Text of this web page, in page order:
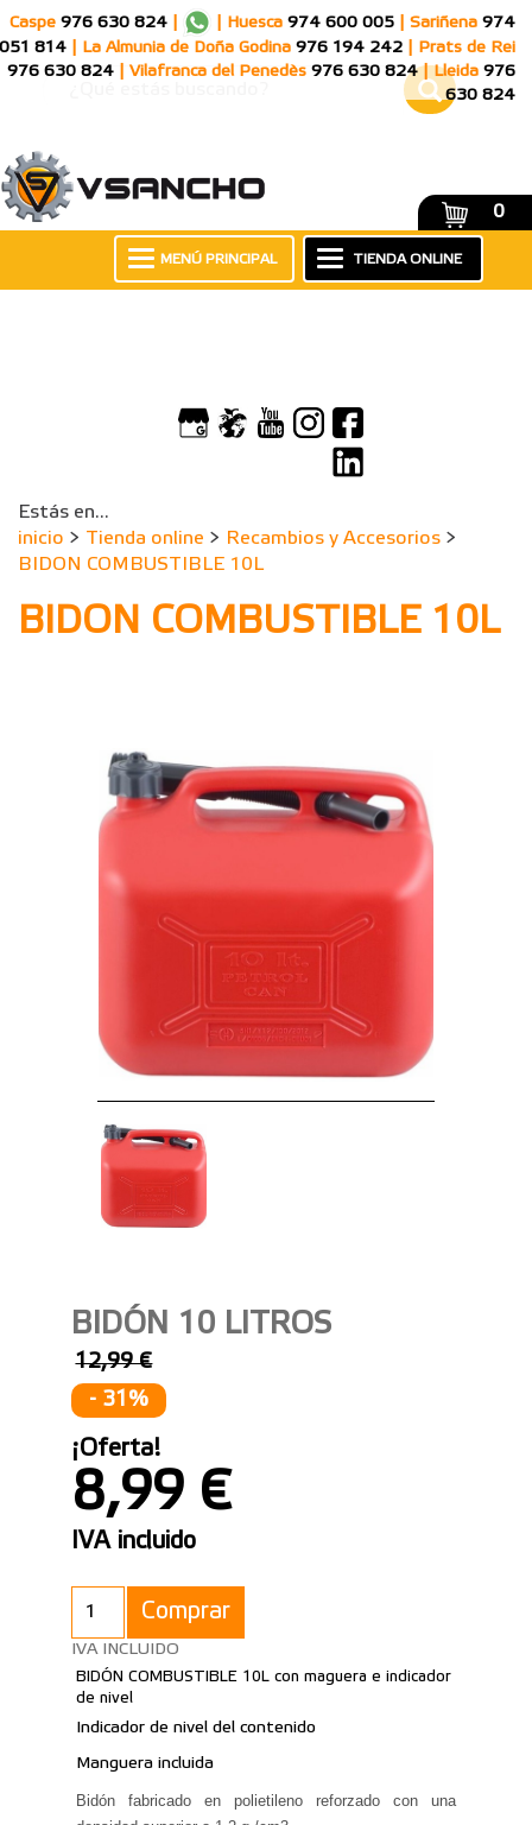
Caspe 976 630 824 Huesca 974 600 005 Sariñena 974
051 814
La Almunia de Doña Godina 976 194 242
Prats de Rei
976 630 824
Vilafranca del Penedès 976 630 824 Lleida 976
630 824
0
TIENDA ONLINE
MENÚ PRINCIPAL
Estás en...
inicio > Tienda online > Recambios y Accesorios >
BIDON COMBUSTIBLE 10L
BIDON COMBUSTIBLE 10L
BIDÓN 10 LITROS
12,99 €
- 31%
¡Oferta!
8,99 €
IVA incluido
Comprar
IVA INCLUIDO
BIDÓN COMBUSTIBLE 10L con maguera e indicador
de nivel
Indicador de nivel del contenido
Manguera incluida
Bidón fabricado en polietileno reforzado con una